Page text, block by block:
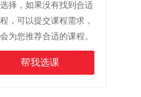
择，如果没有找到合适
，可以提交课程需求，
为您推荐合适的课程。
帮我选课